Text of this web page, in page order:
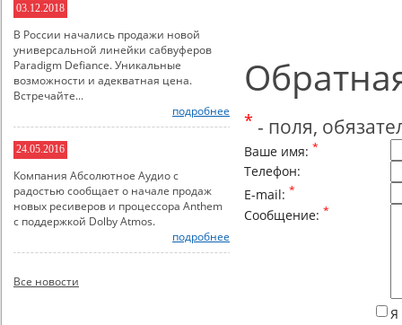
* - поля,
Ваше имя: *
Телефон:
E-mail: *
Сообщение: *
Я
03.12.2018
В России начались продажи новой
универсальной линейки сабвуферов
Paradigm Defiance. Уникальные
возможности и адекватная цена.
Встречайте...
подробнее
24.05.2016
Компания Абсолютное Аудио с
радостью сообщает о начале продаж
новых ресиверов и процессора Anthem
с поддержкой Dolby Atmos.
подробнее
Все новости